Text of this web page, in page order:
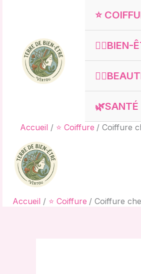
⭐
🧘‍♀️BIEN-
🌿SANTÉ
Accueil ⭐ Coiffure Coiffure
Accueil ⭐ Coiffure Coiffure